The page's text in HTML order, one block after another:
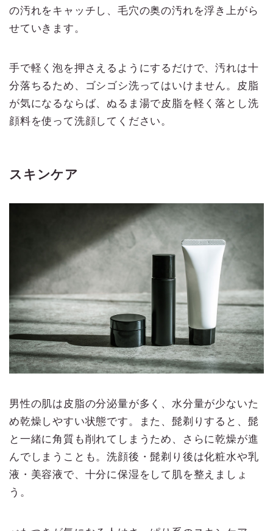
の汚れをキャッチし、毛穴の奥の汚れを浮き上がら
せていきます。
手で軽く泡を押さえるようにするだけで、汚れは十
分落ちるため、ゴシゴシ洗ってはいけません。皮脂
が気になるならば、ぬるま湯で皮脂を軽く落とし洗
顔料を使って洗顔してください。
スキンケア
男性の肌は皮脂の分泌量が多く、水分量が少ないた
め乾燥しやすい状態です。また、髭剃りすると、髭
と一緒に角質も削れてしまうため、さらに乾燥が進
んでしまうことも。洗顔後・髭剃り後は化粧水や乳
液・美容液で、十分に保湿をして肌を整えましょ
う。